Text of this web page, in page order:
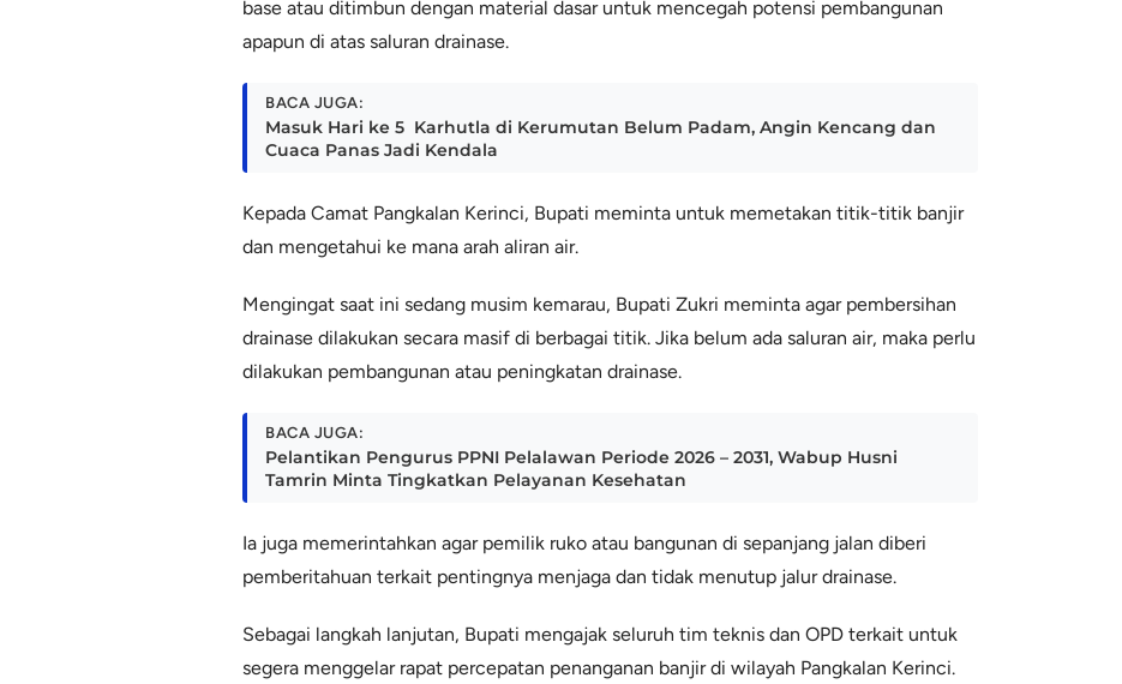
base atau ditimbun dengan material dasar untuk mencegah potensi pembangunan
apapun di atas saluran drainase.
BACA JUGA:
Masuk Hari ke 5 Karhutla di Kerumutan Belum Padam, Angin Kencang dan
Cuaca Panas Jadi Kendala
Kepada Camat Pangkalan Kerinci, Bupati meminta untuk memetakan titik-titik banjir
dan mengetahui ke mana arah aliran air.
Mengingat saat ini sedang musim kemarau, Bupati Zukri meminta agar pembersihan
drainase dilakukan secara masif di berbagai titik. Jika belum ada saluran air, maka perlu
dilakukan pembangunan atau peningkatan drainase.
BACA JUGA:
Pelantikan Pengurus PPNI Pelalawan Periode 2026 – 2031, Wabup Husni
Tamrin Minta Tingkatkan Pelayanan Kesehatan
Ia juga memerintahkan agar pemilik ruko atau bangunan di sepanjang jalan diberi
pemberitahuan terkait pentingnya menjaga dan tidak menutup jalur drainase.
Sebagai langkah lanjutan, Bupati mengajak seluruh tim teknis dan OPD terkait untuk
segera menggelar rapat percepatan penanganan banjir di wilayah Pangkalan Kerinci.